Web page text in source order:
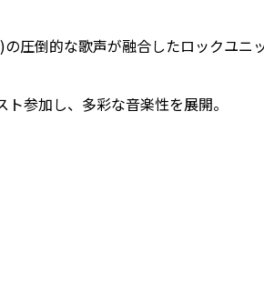
圧倒的な歌声が融合したロックユニ
参加し、多彩な音楽性を展開。